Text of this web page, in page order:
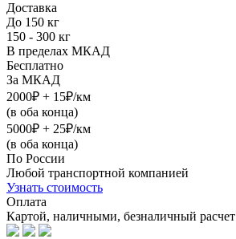
Доставка
До 150 кг
150 - 300 кг
В пределах МКАД
Бесплатно
За МКАД
2000₽ + 15₽/км
(в оба конца)
5000₽ + 25₽/км
(в оба конца)
По России
Любой транспортной компанией
Узнать стоимость
Оплата
Картой, наличными, безналичный расчет